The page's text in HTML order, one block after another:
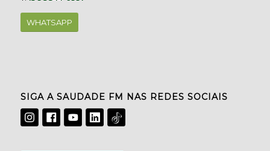
WHATSAPP
SIGA A SAUDADE FM NAS REDES SOCIAIS